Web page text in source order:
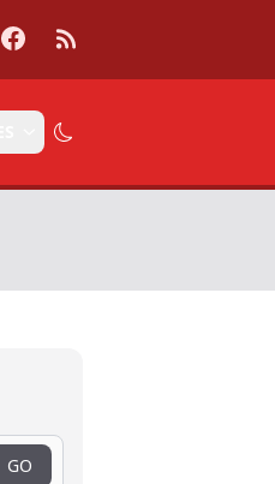
Facebook
RSS
GO